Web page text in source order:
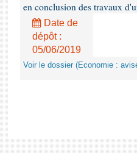
en conclusion des travaux
Date de
dépôt :
05/06/2019
Voir le dossier (Economie :